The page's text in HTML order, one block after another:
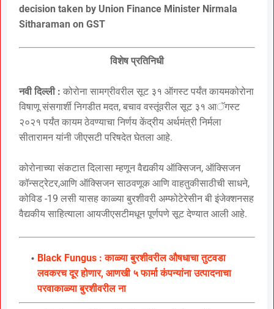
decision taken by Union Finance Minister Nirmala
Sitharaman on GST
विशेष प्रतिनिधी
नवी दिल्ली : कोरोना सामग्रीवरील सूट ३१ ऑगस्ट पर्यंत कायमकोरोना
विषाणू संसगार्शी निगडीत मदत, बचाव वस्तूंवरील सूट ३१ आॅगस्ट
२०२१ पर्यंत कायम ठेवण्याचा निर्णय केंद्रीय अर्थमंत्री निर्मला
सीतारामन यांनी जीएसटी परिषदेत घेतला आहे.
कोरोनाच्या संकटात दिलासा म्हणून वैद्यकीय ऑक्सिजन, ऑक्सिजन
कॉन्सट्रेटर,आणि ऑक्सिजन साठवणूक आणि वाहतुकीसाठीची साधने,
कोविड -19 लसी यासह काळ्या बुरशीवरी अम्फोटेरेसीन बी इंजेक्शनसह
वैद्यकीय साहित्याला आयजीएसटीमधून पूर्णपणे सूट देण्यात आली आहे.
Black Fungus : काळ्या बुरशीवरील औषधाचा तुटवडा
लवकरच दूर होणार, आणखी ५ फार्मा कंपन्यांना उत्पादनाचा
परवाकाळ्या बुरशीवरील ना